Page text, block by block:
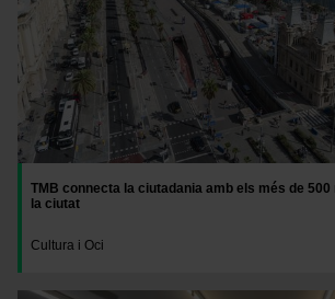
TMB connecta la ciutadania amb els més de
la ciutat
Cultura i Oci